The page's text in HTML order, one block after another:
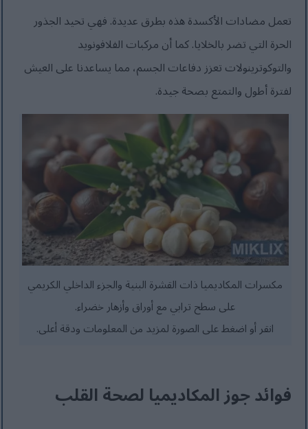
تعمل مضادات الأكسدة هذه بطرق عديدة. فهي تحيد الجذور
الحرة التي تضر بالخلايا. كما أن مركبات الفلافونويد
والتوكوترينولات تعزز دفاعات الجسم، مما يساعدنا على العيش
لفترة أطول والتمتع بصحة جيدة.
مكسرات المكاديميا ذات القشرة البنية والجزء الداخلي الكريمي
على سطح ترابي مع أوراق وأزهار خضراء.
انقر أو اضغط على الصورة لمزيد من المعلومات ودقة أعلى.
فوائد جوز المكاديميا لصحة القلب